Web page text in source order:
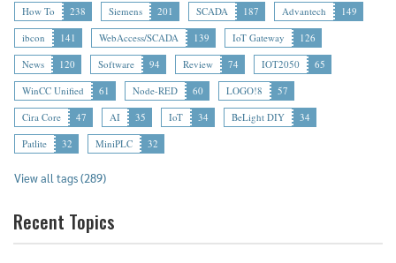
How To 238 Siemens 201 SCADA 187 Advantech
149
ibcon
141 WebAccess/SCADA 139 IoT Gateway
126
News
120 Software 94 Review 74 IOT2050
65
WinCC Unified
61 Node-RED 60 LOGO!8
57
Cira Core
47 AI 35 IoT 34 BeLight DIY
34
Patlite
32 MiniPLC 32
View all tags (289)
Recent Topics